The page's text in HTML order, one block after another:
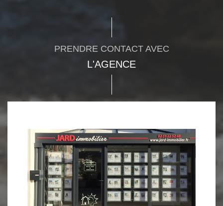
PRENDRE CONTACT AVEC
L'AGENCE